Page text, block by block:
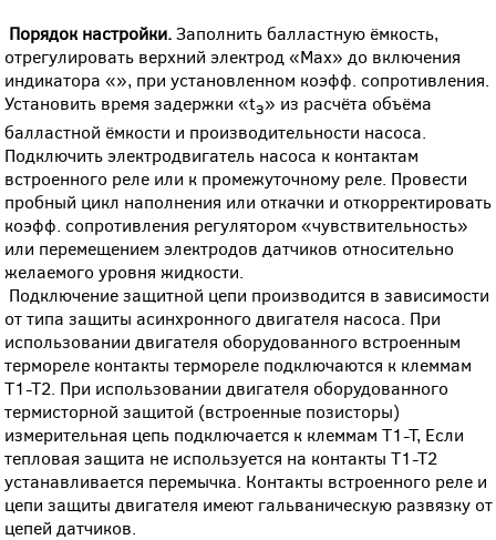
Порядок настройки.Заполнить балластную ёмкость,
отрегулировать верхний электрод «Max» до включения
индикатора «», при установленном коэфф. сопротивления.
Установить время задержки «tз» из расчёта объёма
балластной ёмкости и производительности насоса.
Подключить электродвигатель насоса к контактам
встроенного реле или к промежуточному реле. Провести
пробный цикл наполнения или откачки и откорректировать
коэфф. сопротивления регулятором «чувствительность»
или перемещением электродов датчиков относительно
желаемого уровня жидкости.
Подключение защитной цепи производится в зависимости
от типа защиты асинхронного двигателя насоса. При
использовании двигателя оборудованного встроенным
термореле контакты термореле подключаются к клеммам
Т1-Т2. При использовании двигателя оборудованного
термисторной защитой (встроенные позисторы)
измерительная цепь подключается к клеммам Т1-Т, Если
тепловая защита не используется на контакты Т1-Т2
устанавливается перемычка. Контакты встроенного реле и
цепи защиты двигателя имеют гальваническую развязку от
цепей датчиков.